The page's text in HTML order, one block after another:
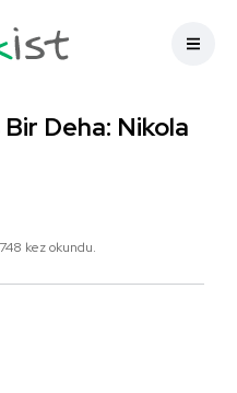
Bir Deha: Nikola
kez okundu.